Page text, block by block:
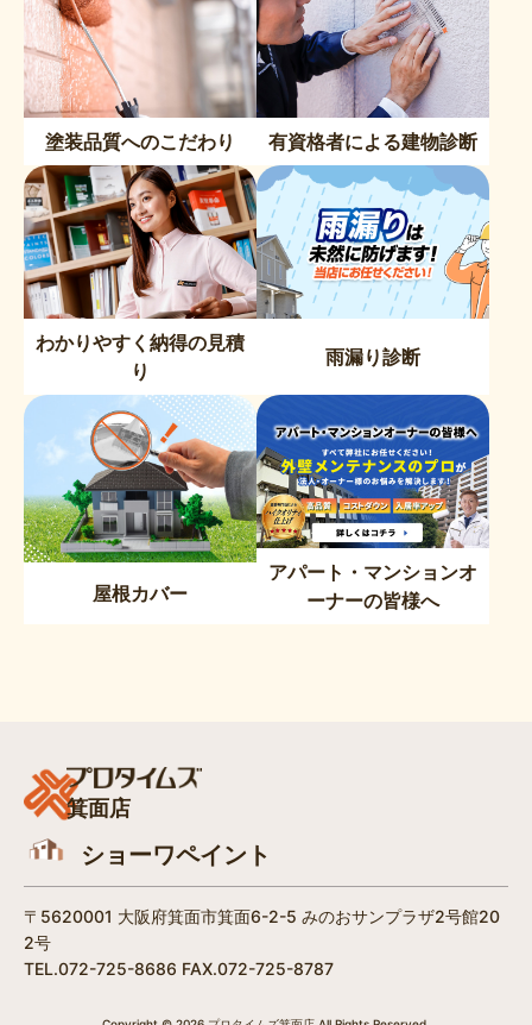
塗装品質へのこだわり 有資格者による建物診断
わかりやすく納得の見積
り
雨漏り診断
屋根カバー
アパート・マンションオ
ーナーの皆様へ
箕面店
ショーワペイント
〒5620001 大阪府箕面市箕面6-2-5 みのおサンプラザ2号館20
2号
TEL.072-725-8686 FAX.072-725-8787